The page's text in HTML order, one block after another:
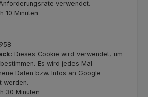
verwendet.
10 Minuten
Dieses Cookie wird verwendet, um
Es wird jedes Mal
Daten bzw. Infos an Google
werden.
30 Minuten